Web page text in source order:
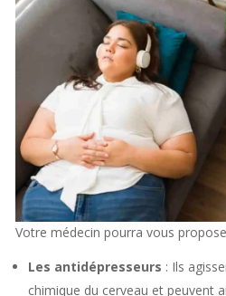
Votre médecin pourra vous
Les antidépresseurs : Ils
chimique du cerveau et peuvent